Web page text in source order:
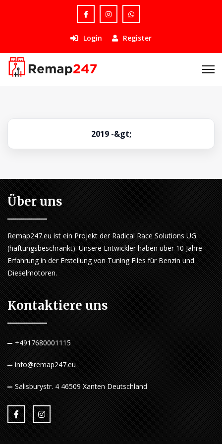
Login Register
2019 -&gt;
Über uns
Remap247.eu ist ein Projekt der Radical Race Solutions UG
(haftungsbeschränkt). Unsere Entwickler haben über 10 Jahre
Erfahrung in der Erstellung von Tuning Files für Benzin und
Dieselmotoren.
Kontaktiere uns
+4917680001115
info@remap247.eu
Salisburystr. 4 46509 Xanten Deutschland